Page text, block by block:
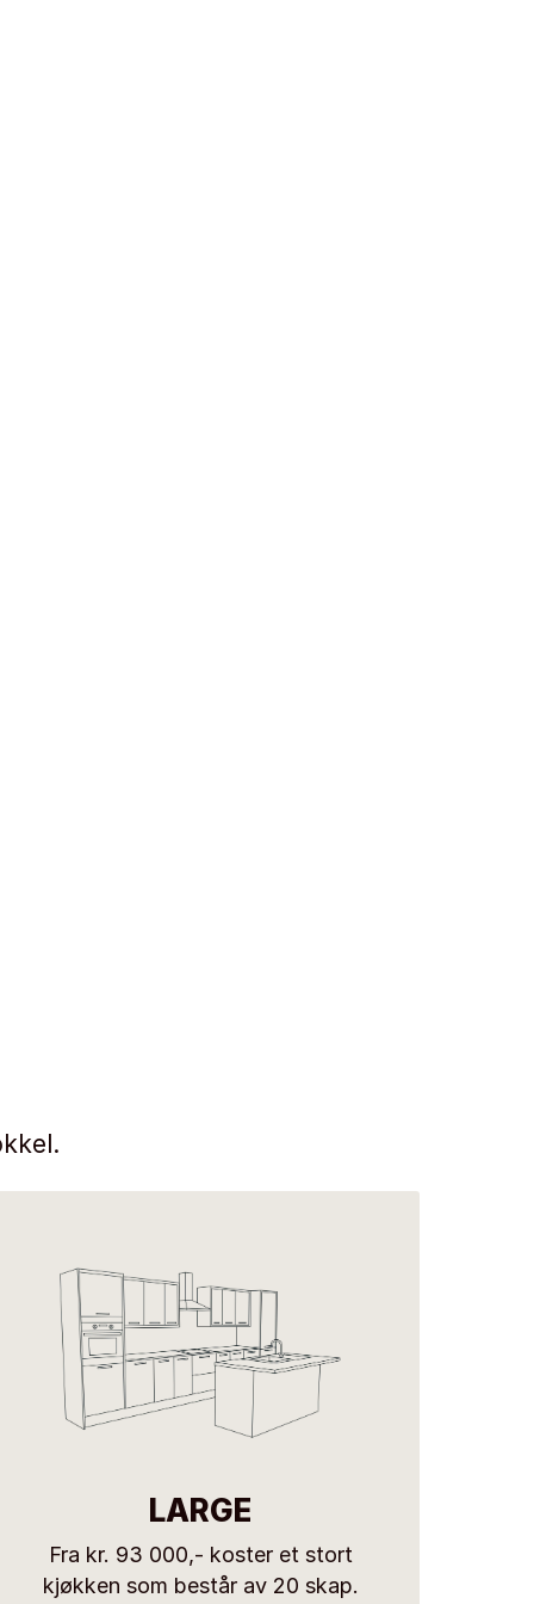
LARGE
Fra kr. 93 000,- koster et stort
kjøkken som består av 20 skap.